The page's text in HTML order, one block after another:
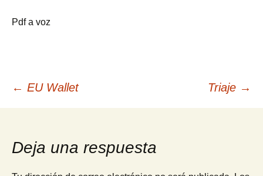
Pdf a voz
Navegación
de
← EU Wallet Triaje →
Deja una respuesta